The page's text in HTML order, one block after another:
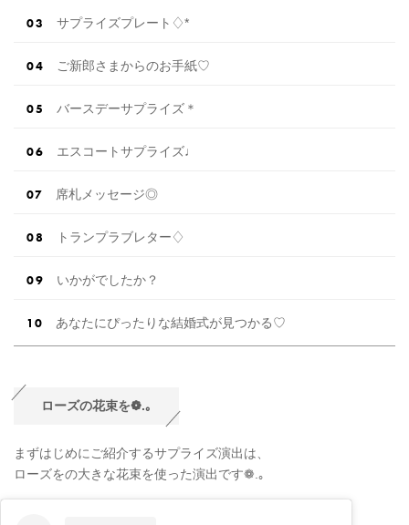
サプライズプレート♢*
ご新郎さまからのお手紙♡
バースデーサプライズ＊
エスコートサプライズ♩
席札メッセージ◎
トランプラブレター♢
いかがでしたか？
あなたにぴったりな結婚式が見つかる♡
ローズの花束を❁.｡
まずはじめにご紹介するサプライズ演出は、
ローズをの大きな花束を使った演出です❁ ｡